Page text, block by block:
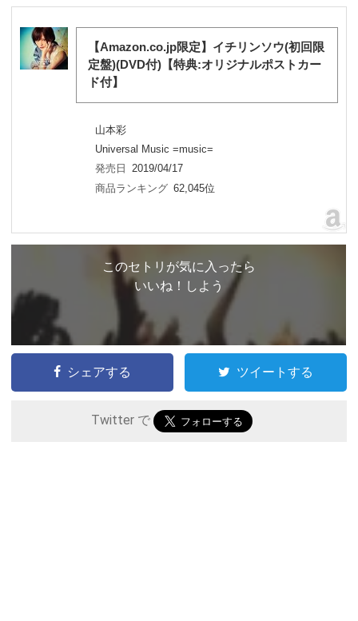
【Amazon.co.jp限定】イチリンソウ(初回限
定盤)(DVD付)【特典:オリジナルポストカー
ド付】
山本彩
Universal Music =music=
発売日
2019/04/17
商品ランキング 62,045位
このセトリが気に入ったら
いいね！しよう
シェアする ツイートする
Twitter で